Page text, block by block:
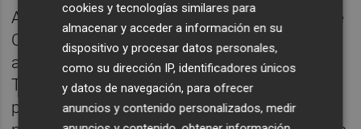
Asimismo, ha apuntado que el pasado 22 de
Octubre, en el acto conmemorativo del 25º
aniversario de la Organización Nacional de
Trasplantes, dicha unidad fue galardonada
por ser el Centro Nacional con mayor
cookies y tecnologías similares para
almacenar y acceder a información en su
dispositivo y procesar datos personales,
como su dirección IP, identificadores únicos
y datos de navegación, para ofrecer
anuncios y contenido personalizados, medir